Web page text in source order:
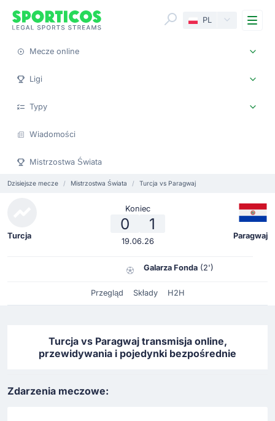
PL
Mecze online
Ligi
Typy
Wiadomości
Mistrzostwa Świata
Dzisiejsze mecze Mistrzostwa Świata Turcja vs Paragwaj
Turcja
Koniec
0 1
19.06.26
Paragwaj
Galarza Fonda (2')
Przegląd Składy H2H
Turcja vs Paragwaj transmisja online,
przewidywania i pojedynki bezpośrednie
Zdarzenia meczowe: